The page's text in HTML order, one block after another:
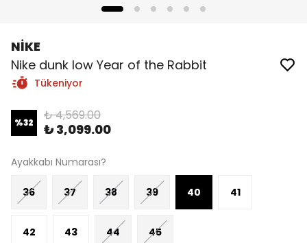
NİKE
Nike dunk low Year of the Rabbit
Tükeniyor
%32 ₺ 4,569.00
₺ 3,099.00
Ayakkabı Numarası?
36 37 38 39 40 41
42 43 44 45